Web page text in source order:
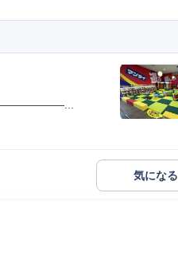
――――――...
気になる